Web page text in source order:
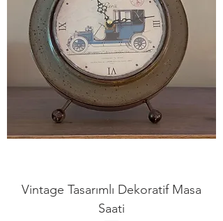
Vintage Tasarımlı Dekoratif Masa
Saati